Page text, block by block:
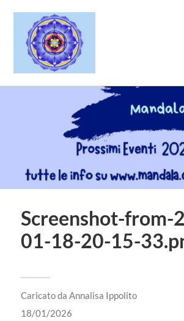
Screenshot-from-
01-18-20-15-
Caricato da Annalisa Ippolito
18/01/2026